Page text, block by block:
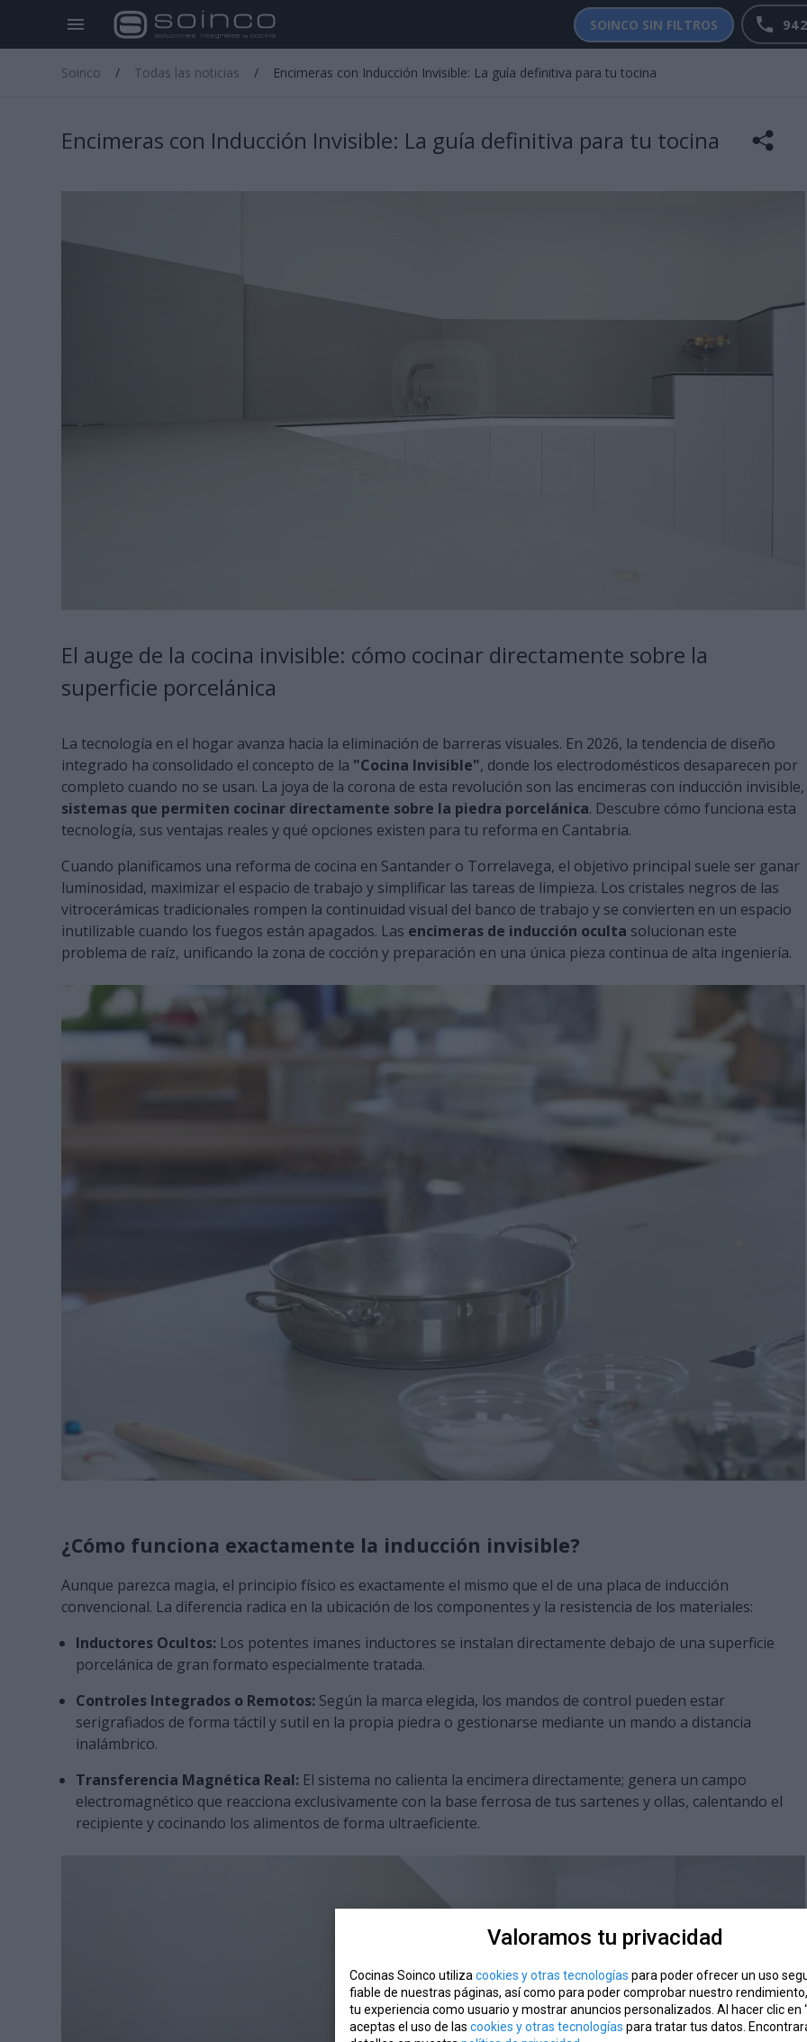
SOINCO SIN FILTROS
Soinco Todas las noticias Encimeras con Inducción Invisible: La guía definitiva para tu tocina
Encimeras con Inducción Invisible: La guía definitiva para tu tocina
El auge de la cocina invisible: cómo cocinar directamente sobre la
superficie porcelánica
La tecnología en el hogar avanza hacia la eliminación de barreras visuales. En 2026, la tendencia de diseño
integrado ha consolidado el concepto de la "Cocina Invisible", donde los electrodomésticos desaparecen por
completo cuando no se usan. La joya de la corona de esta revolución son las encimeras con inducción invisible,
sistemas que permiten cocinar directamente sobre la piedra porcelánica. Descubre cómo funciona esta
tecnología, sus ventajas reales y qué opciones existen para tu reforma en Cantabria.
Cuando planificamos una reforma de cocina en Santander o Torrelavega, el objetivo principal suele ser ganar
luminosidad, maximizar el espacio de trabajo y simplificar las tareas de limpieza. Los cristales negros de las
vitrocerámicas tradicionales rompen la continuidad visual del banco de trabajo y se convierten en un espacio
inutilizable cuando los fuegos están apagados. Las encimeras de inducción oculta solucionan este
problema de raíz, unificando la zona de cocción y preparación en una única pieza continua de alta ingeniería.
¿Cómo funciona exactamente la inducción invisible?
Aunque parezca magia, el principio físico es exactamente el mismo que el de una placa de inducción
convencional. La diferencia radica en la ubicación de los componentes y la resistencia de los materiales:
Inductores Ocultos: Los potentes imanes inductores se instalan directamente debajo de una superficie
porcelánica de gran formato especialmente tratada.
Controles Integrados o Remotos: Según la marca elegida, los mandos de control pueden estar
serigrafiados de forma táctil y sutil en la propia piedra o gestionarse mediante un mando a distancia
inalámbrico.
Transferencia Magnética Real: El sistema no calienta la encimera directamente; genera un campo
electromagnético que reacciona exclusivamente con la base ferrosa de tus sartenes y ollas, calentando el
recipiente y cocinando los alimentos de forma ultraeficiente.
Valoramos tu privacidad
Cocinas Soinco utiliza cookies y otras tecnologías para poder ofrecer un uso
fiable de nuestras páginas, así como para poder comprobar nuestro
tu experiencia como usuario y mostrar anuncios personalizados. Al hacer clic en
aceptas el uso de las cookies y otras tecnologías para tratar tus datos.